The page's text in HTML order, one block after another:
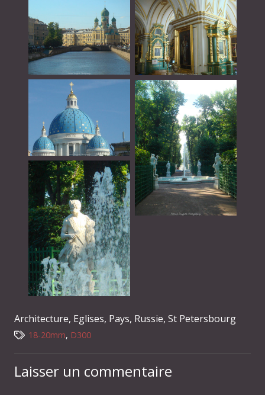
Architecture, Eglises, Pays, Russie, St Petersbourg
18-20mm, D300
Laisser un commentaire